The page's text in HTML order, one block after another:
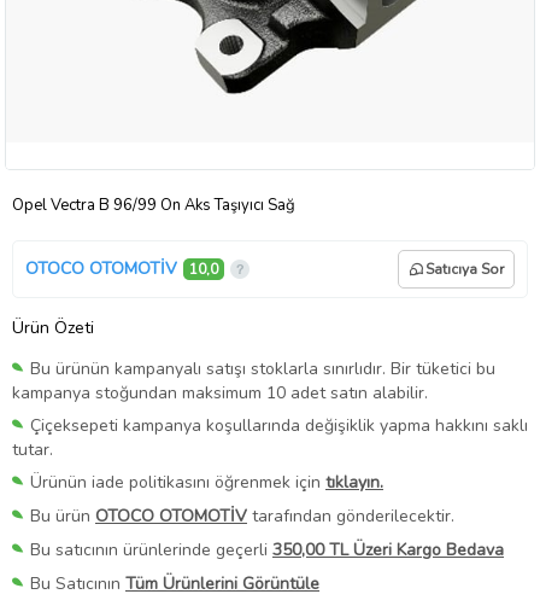
Opel Vectra B 96/99 Ön Aks Taşıyıcı Sağ
OTOCO OTOMOTİV 10,0 Satıcıya Sor
Ürün Özeti
Bu ürünün kampanyalı satışı stoklarla sınırlıdır. Bir tüketici bu
kampanya stoğundan maksimum 10 adet satın alabilir.
Çiçeksepeti kampanya koşullarında değişiklik yapma hakkını saklı
tutar.
Ürünün iade politikasını öğrenmek için tıklayın.
Bu ürün OTOCO OTOMOTİV tarafından gönderilecektir.
Bu satıcının ürünlerinde geçerli 350,00 TL Üzeri Kargo Bedava
Bu Satıcının Tüm Ürünlerini Görüntüle